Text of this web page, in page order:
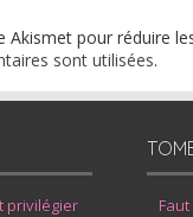
Akismet pour réduire
sont utilisées.
privilégier